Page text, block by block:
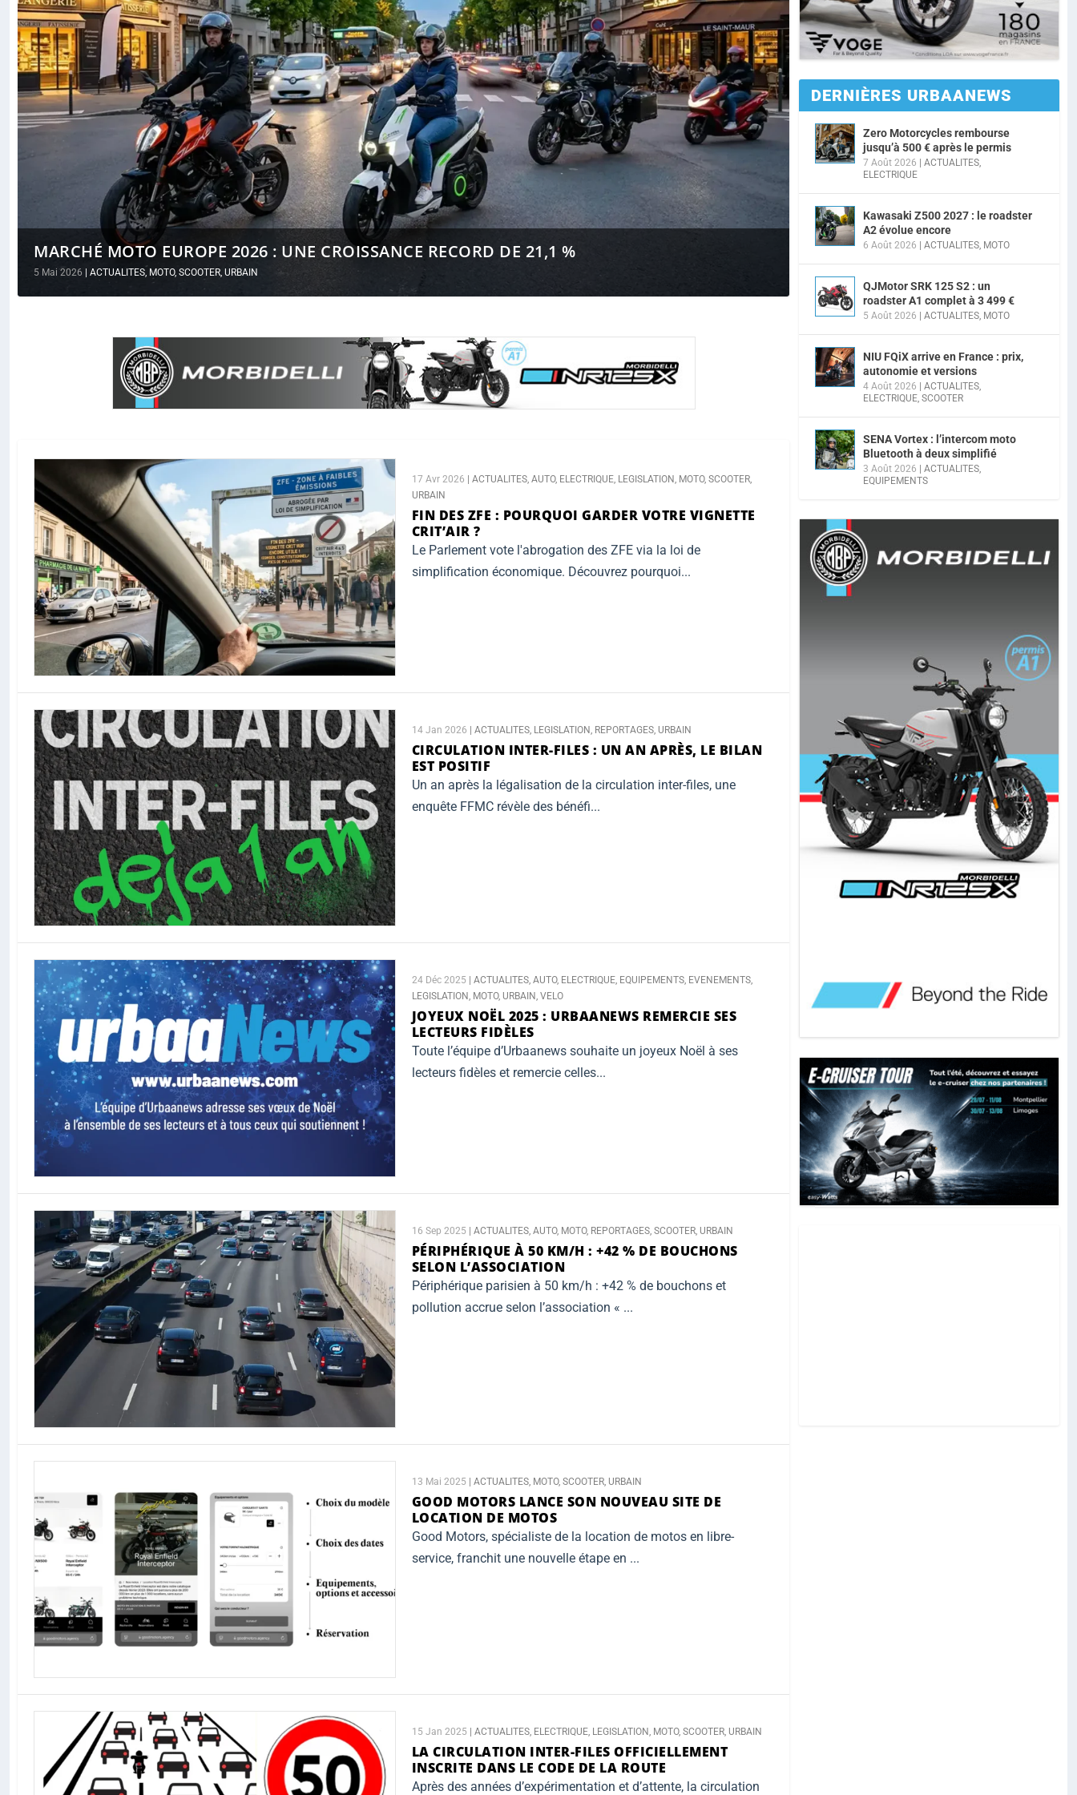
MARCHÉ MOTO EUROPE 2026 : UNE CROISSANCE RECORD DE 21,1 %
5 Mai 2026 ACTUALITES, MOTO, SCOOTER, URBAIN
17 Avr 2026 ACTUALITES, AUTO, ELECTRIQUE, LEGISLATION, MOTO, SCOOTER,
URBAIN
FIN DES ZFE : POURQUOI GARDER VOTRE VIGNETTE
CRIT’AIR ?
Le Parlement vote l'abrogation des ZFE via la loi de
simplification économique. Découvrez pourquoi...
14 Jan 2026 ACTUALITES, LEGISLATION, REPORTAGES, URBAIN
CIRCULATION INTER-FILES : UN AN APRÈS, LE BILAN
EST POSITIF
Un an après la légalisation de la circulation inter-files, une
enquête FFMC révèle des bénéfi...
24 Déc 2025 ACTUALITES, AUTO, ELECTRIQUE, EQUIPEMENTS, EVENEMENTS,
LEGISLATION, MOTO, URBAIN, VELO
JOYEUX NOËL 2025 : URBAANEWS REMERCIE SES
LECTEURS FIDÈLES
Toute l’équipe d’Urbaanews souhaite un joyeux Noël à ses
lecteurs fidèles et remercie celles...
16 Sep 2025 ACTUALITES, AUTO, MOTO, REPORTAGES, SCOOTER, URBAIN
PÉRIPHÉRIQUE À 50 KM/H : +42 % DE BOUCHONS
SELON L’ASSOCIATION
Périphérique parisien à 50 km/h : +42 % de bouchons et
pollution accrue selon l’association « ...
13 Mai 2025 | ACTUALITES, MOTO, SCOOTER, URBAIN
GOOD MOTORS LANCE SON NOUVEAU SITE DE
LOCATION DE MOTOS
Good Motors, spécialiste de la location de motos en libre-
service, franchit une nouvelle étape en ...
15 Jan 2025 ACTUALITES, ELECTRIQUE, LEGISLATION, MOTO, SCOOTER, URBAIN
LA CIRCULATION INTER-FILES OFFICIELLEMENT
INSCRITE DANS LE CODE DE LA ROUTE
Après des années d’expérimentation et d’attente, la circulation
DERNIÈRES URBAANEWS
Zero Motorcycles rembourse
jusqu’à 500 € après le permis
7 Août 2026 | ACTUALITES
ELECTRIQUE
Kawasaki Z500 2027 : le roadster
A2 évolue encore
6 Août 2026 | ACTUALITES MOTO
QJMotor SRK 125 S2 : un
roadster A1 complet à 3 499 €
5 Août 2026 | ACTUALITES MOTO
NIU FQiX arrive en France : prix,
autonomie et versions
4 Août 2026 | ACTUALITES
ELECTRIQUE SCOOTER
SENA Vortex : l’intercom moto
Bluetooth à deux simplifié
3 Août 2026 | ACTUALITES
EQUIPEMENTS